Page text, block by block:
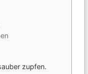
zupfen.